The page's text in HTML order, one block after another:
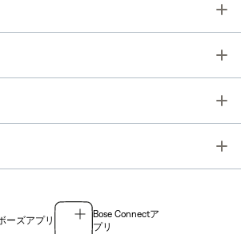
ーズアプリ
Bose Connectア
プリ